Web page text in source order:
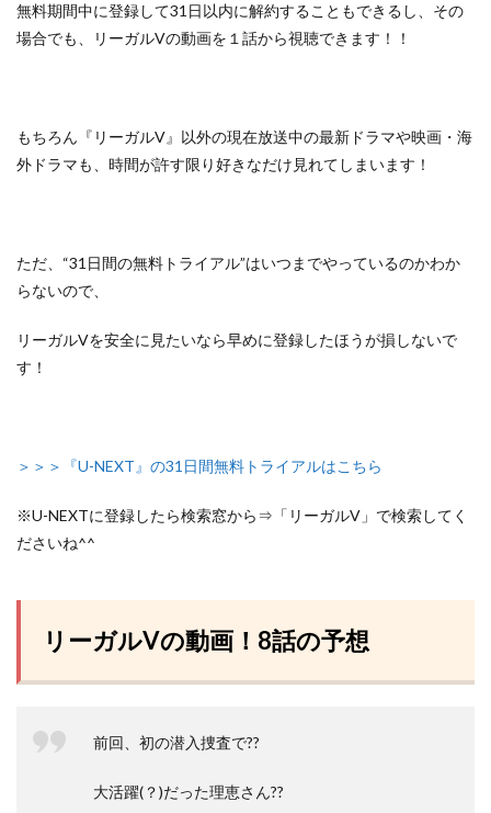
無料期間中に登録して31日以内に解約することもできるし、 その
場合でも、リーガルVの動画を１話から視聴できます！！
もちろん『リーガルV』以外の現在放送中の最新ドラマや映画・海
外ドラマも、 時間が許す限り好きなだけ見れてしまいます！
ただ、 “31日間の無料トライアル”はいつまでやっているのかわか
らないので、
リーガルVを安全に見たいなら早めに登録したほうが損しないで
す！
＞＞＞『U-NEXT』の31日間無料トライアルはこちら
※U-NEXTに登録したら検索窓から⇒「リーガルV」で検索してく
ださいね^^
リーガルVの動画！8話の予想
前回、初の潜入捜査で??
大活躍(？)だった理恵さん??